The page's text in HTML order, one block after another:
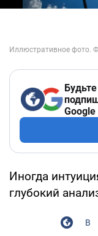
Google
Иногда
глубокий